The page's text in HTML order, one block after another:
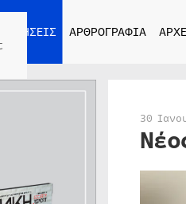
ΕΙΔΗΣΕΙΣ ΑΡΘΡΟΓΡΑΦΙΑ
30